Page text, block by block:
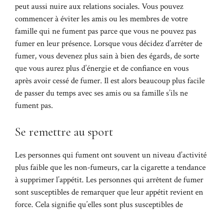
peut aussi nuire aux relations sociales. Vous pouvez
commencer à éviter les amis ou les membres de votre
famille qui ne fument pas parce que vous ne pouvez pas
fumer en leur présence. Lorsque vous décidez d’arrêter de
fumer, vous devenez plus sain à bien des égards, de sorte
que vous aurez plus d’énergie et de confiance en vous
après avoir cessé de fumer. Il est alors beaucoup plus facile
de passer du temps avec ses amis ou sa famille s’ils ne
fument pas.
Se remettre au sport
Les personnes qui fument ont souvent un niveau d’activité
plus faible que les non-fumeurs, car la cigarette a tendance
à supprimer l’appétit. Les personnes qui arrêtent de fumer
sont susceptibles de remarquer que leur appétit revient en
force. Cela signifie qu’elles sont plus susceptibles de